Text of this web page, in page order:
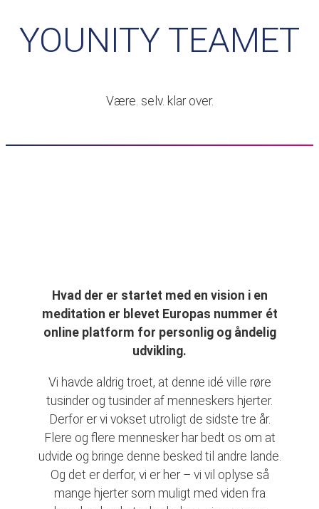
YOUNITY TEAMET
Være. selv. klar over.
Hvad der er startet med en vision i en
meditation er blevet Europas nummer ét
online platform for personlig og åndelig
udvikling.
Vi havde aldrig troet, at denne idé ville røre
tusinder og tusinder af menneskers hjerter.
Derfor er vi vokset utroligt de sidste tre år.
Flere og flere mennesker har bedt os om at
udvide og bringe denne besked til andre lande.
Og det er derfor, vi er her – vi vil oplyse så
mange hjerter som muligt med viden fra